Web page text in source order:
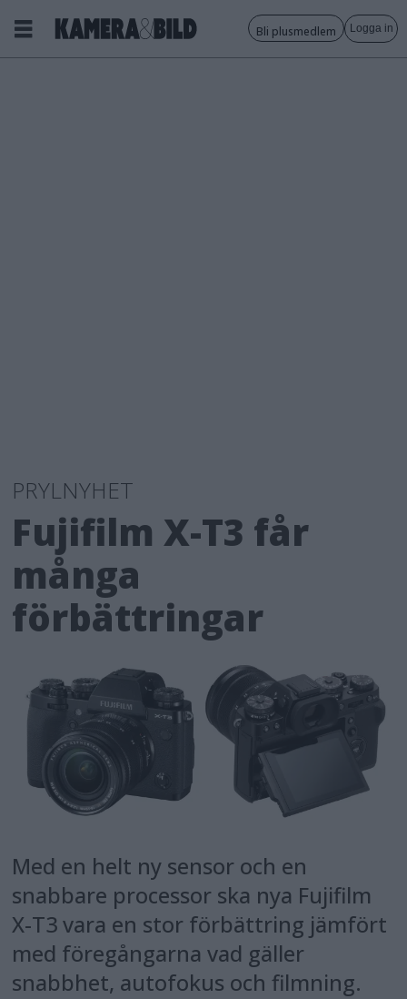
Bli plusmedlem Logga in
PRYLNYHET
Fujifilm X-T3 får
många
förbättringar
Med en helt ny sensor och en
snabbare processor ska nya Fujifilm
X-T3 vara en stor förbättring jämfört
med föregångarna vad gäller
snabbhet, autofokus och filmning.